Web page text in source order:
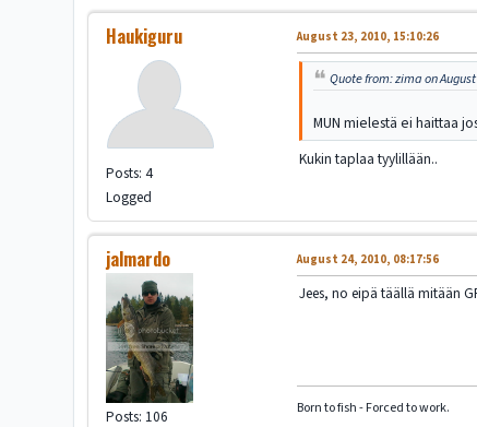
Haukiguru
Posts: 4
Logged
August 23, 2010, 15:10:26
Quote from: zima on
MUN mielestä ei haittaa
Kukin taplaa tyylillään..
jalmardo
Posts: 106
August 24, 2010, 08:17:56
Jees, no eipä täällä mitään
Born to fish - Forced to work.